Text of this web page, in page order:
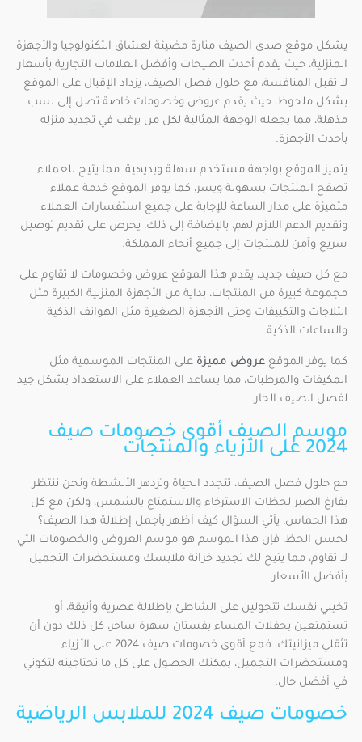
يشكل موقع صدى الصيف منارة مضيئة لعشاق التكنولوجيا والأجهزة
المنزلية، حيث يقدم أحدث الصيحات وأفضل العلامات التجارية بأسعار
لا تقبل المنافسة، مع حلول فصل الصيف، يزداد الإقبال على الموقع
بشكل ملحوظ، حيث يقدم عروض وخصومات خاصة تصل إلى نسب
مذهلة، مما يجعله الوجهة المثالية لكل من يرغب في تجديد منزله
بأحدث الأجهزة.
يتميز الموقع بواجهة مستخدم سهلة وبديهية، مما يتيح للعملاء
تصفح المنتجات بسهولة ويسر، كما يوفر الموقع خدمة عملاء
متميزة على مدار الساعة للإجابة على جميع استفسارات العملاء
وتقديم الدعم اللازم لهم، بالإضافة إلى ذلك، يحرص على تقديم توصيل
سريع وآمن للمنتجات إلى جميع أنحاء المملكة.
مع كل صيف جديد، يقدم هذا الموقع عروض وخصومات لا تقاوم على
مجموعة كبيرة من المنتجات، بداية من الأجهزة المنزلية الكبيرة مثل
الثلاجات والتكييفات وحتى الأجهزة الصغيرة مثل الهواتف الذكية
والساعات الذكية.
كما يوفر الموقع عروض مميزة على المنتجات الموسمية مثل
المكيفات والمرطبات، مما يساعد العملاء على الاستعداد بشكل جيد
لفصل الصيف الحار.
موسم الصيف أقوى خصومات صيف
2024 على الأزياء والمنتجات
مع حلول فصل الصيف، تتجدد الحياة وتزدهر الأنشطة ونحن ننتظر
بفارغ الصبر لحظات الاسترخاء والاستمتاع بالشمس، ولكن مع كل
هذا الحماس، يأتي السؤال كيف أظهر بأجمل إطلالة هذا الصيف؟
لحسن الحظ، فإن هذا الموسم هو موسم العروض والخصومات التي
لا تقاوم، مما يتيح لك تجديد خزانة ملابسك ومستحضرات التجميل
بأفضل الأسعار.
تخيلي نفسك تتجولين على الشاطئ بإطلالة عصرية وأنيقة، أو
تستمتعين بحفلات المساء بفستان سهرة ساحر، كل ذلك دون أن
تثقلي ميزانيتك، فمع أقوى خصومات صيف 2024 على الأزياء
ومستحضرات التجميل، يمكنك الحصول على كل ما تحتاجينه لتكوني
في أفضل حال.
خصومات صيف 2024 للملابس الرياضية